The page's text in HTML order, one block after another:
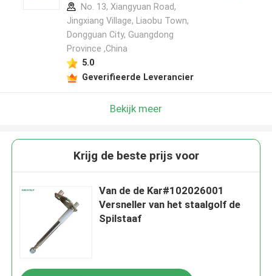
No. 13, Xiangyuan Road,
Jingxiang Village, Liaobu Town,
Dongguan City, Guangdong
Province ,China
5.0
Geverifieerde Leverancier
Bekijk meer
Krijg de beste prijs voor
Van de de Kar#102026001
Versneller van het staalgolf de
Spilstaaf